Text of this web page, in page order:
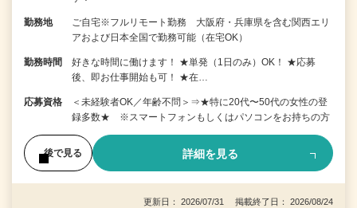
勤務地
ご自宅※フルリモート勤務 大阪府・兵庫県を含む関西エリ
アおよび日本全国で勤務可能（在宅OK）
勤務時間
好きな時間に働けます！ ★単発（1日のみ）OK！ ★応募
後、即お仕事開始も可！ ★在…
応募資格
＜未経験者OK／年齢不問＞⇒★特に20代〜50代の女性の登
録多数★ ※スマートフォンもしくはパソコンをお持ちの方
後で見る 詳細を見る
更新日： 2026/07/31 掲載終了日： 2026/08/24